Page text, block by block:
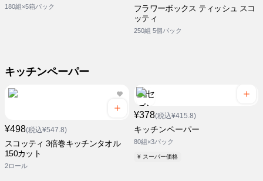
180組×5箱パック
フラワーボックス ティッシュ スコ
ッティ
250組 5個パック
キッチンペーパー
¥498(税込¥547.8)
スコッティ 3倍巻キッチンタオル
150カット
2ロール
¥378(税込¥415.8)
キッチンペーパー
80組×3パック
¥ スーパー価格